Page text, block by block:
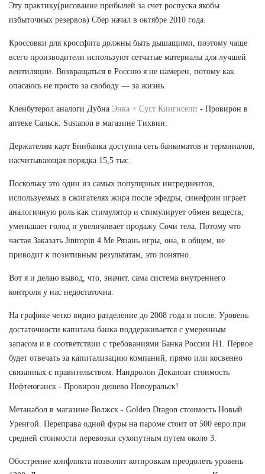
Эту практику(рисование прибылей за счет роспуска якобы
избыточных резервов) Сбер начал в октябре 2010 года.
Кроссовки для кроссфита должны быть дышащими, поэтому чаще
всего производители используют сетчатые материалы для лучшей
вентиляции. Возвращаться в Россию я не намерен, потому как
опасаюсь не просто за свободу — за жизнь.
Кленбутерол аналоги Дубна Энка + Суст Кингисепп - Провирон в
аптеке Сальск: Sustanon в магазине Тихвин.
Держателям карт Бинбанка доступна сеть банкоматов и терминалов,
насчитывающая порядка 15,5 тыс.
Поскольку это один из самых популярных ингредиентов,
используемых в сжигателях жира после эфедры, синефрин играет
аналогичную роль как стимулятор и стимулирует обмен веществ,
уменьшает голод и увеличивает продажу Сочи тела. Потому что
частая Заказать Jintropin 4 Ме Рязань игры, она, в общем, не
приводит к позитивным результатам, это понятно.
Вот я и делаю вывод, что, значит, сама система внутреннего
контроля у нас недостаточна.
На графике четко видно разделение до 2008 года и после. Уровень
достаточности капитала банка поддерживается с умеренным
запасом и в соответствии с требованиями Банка России Н1. Первое
будет отвечать за капитализацию компаний, прямо или косвенно
связанных с правительством. Нандролон Деканоат стоимость
Нефтеюганск - Провирон дешево Новоуральск!
Метанабол в магазине Волжск - Golden Dragon стоимость Новый
Уренгой. Переправа одной фуры на пароме стоит от 500 евро при
средней стоимости перевозки сухопутным путем около 3.
Обострение конфликта позволит котировкам преодолеть уровень